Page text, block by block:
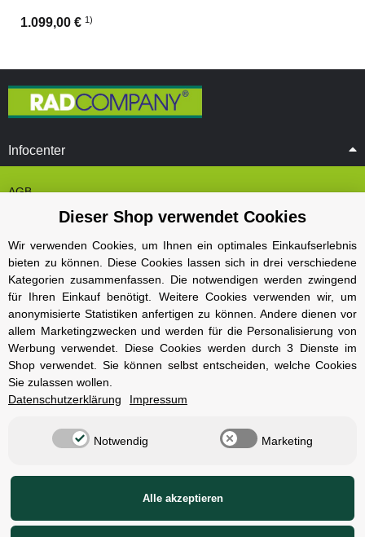
1.099,00 € 1)
Infocenter
AGB
Cookie Einstelungen
Datenschutz
Impressum
Kontakt und Öffnungszeiten
Versand und Zahlungsarten
Widerrufsbelehrung
Radcompany
Berlin Schöneberg
Cube Store Berlin Marienfelde
Dieser Shop verwendet Cookies
Wir verwenden Cookies, um Ihnen ein optimales Einkaufserlebnis
bieten zu können. Diese Cookies lassen sich in drei verschiedene
Kategorien zusammenfassen. Die notwendigen werden zwingend
für Ihren Einkauf benötigt. Weitere Cookies verwenden wir, um
anonymisierte Statistiken anfertigen zu können. Andere dienen vor
allem Marketingzwecken und werden für die Personalisierung von
Werbung verwendet. Diese Cookies werden durch 3 Dienste im
Shop verwendet. Sie können selbst entscheiden, welche Cookies
Sie zulassen wollen.
Datenschutzerklärung
Impressum
Notwendig Marketing
Alle akzeptieren